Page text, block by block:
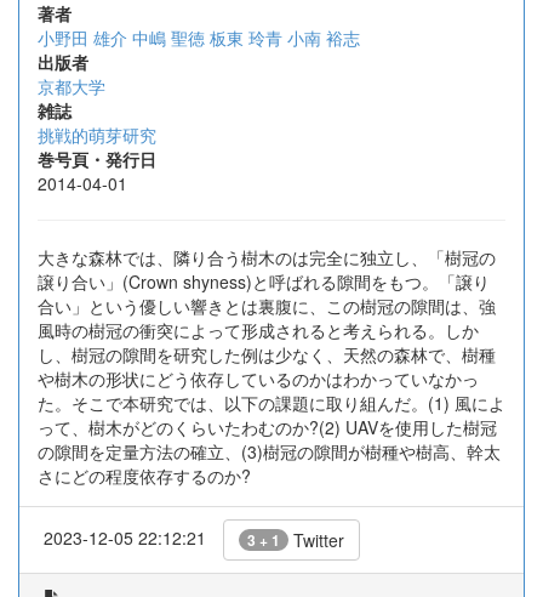
著者
小野田 雄介 中嶋 聖徳 板東 玲青 小南 裕志
出版者
京都大学
雑誌
挑戦的萌芽研究
巻号頁・発行日
2014-04-01
大きな森林では、隣り合う樹木のは完全に独立し、「樹冠の
譲り合い」(Crown shyness)と呼ばれる隙間をもつ。「譲り
合い」という優しい響きとは裏腹に、この樹冠の隙間は、強
風時の樹冠の衝突によって形成されると考えられる。しか
し、樹冠の隙間を研究した例は少なく、天然の森林で、樹種
や樹木の形状にどう依存しているのかはわかっていなかっ
た。そこで本研究では、以下の課題に取り組んだ。(1) 風によ
って、樹木がどのくらいたわむのか?(2) UAVを使用した樹冠
の隙間を定量方法の確立、(3)樹冠の隙間が樹種や樹高、幹太
さにどの程度依存するのか?
2023-12-05 22:12:21 3 + 1 Twitter